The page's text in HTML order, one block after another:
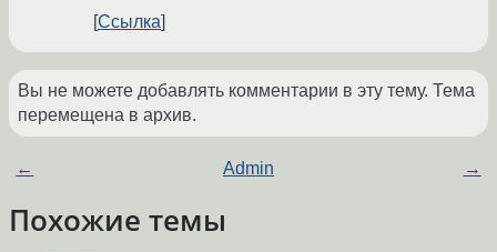
Ссылка
Вы не можете добавлять комментарии в эту тему. Тема
перемещена в архив.
← Admin →
Похожие темы